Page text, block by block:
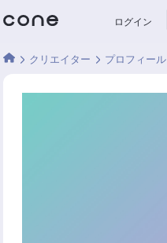
ログイン
クリエイター プロフィール